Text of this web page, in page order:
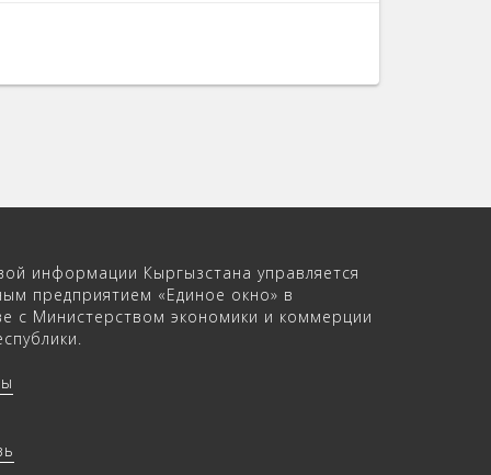
информации Кыргызстана управляется
предприятием «Единое окно» в
с Министерством экономики и коммерции